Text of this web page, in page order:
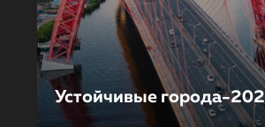
Устойчивые города-